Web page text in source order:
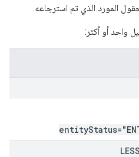
المورد الذي تم استرجاعه.
واحد أو أكثر: